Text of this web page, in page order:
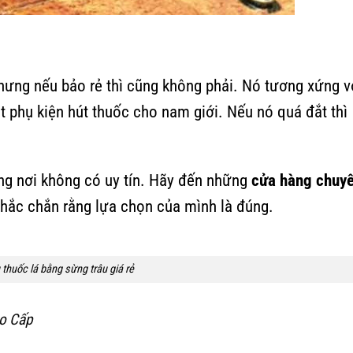
nếu bảo rẻ thì cũng không phải. Nó tương xứng
kiện hút thuốc cho nam giới. Nếu nó quá đắt thì
nơi không có uy tín. Hãy đến những cửa hàng
chắn rằng lựa chọn của mình là đúng.
thuốc lá bằng sừng trâu giá rẻ
Cấp